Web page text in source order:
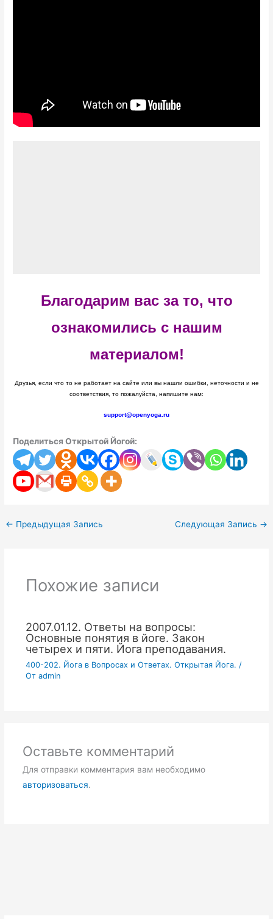
Благодарим вас за то, что
ознакомились с нашим
материалом!
Друзья, если что то не работает на сайте или вы нашли ошибки, неточности и не
соответствия, то пожалуйста, напишите нам:
support@openyoga.ru
Поделиться Открытой Йогой:
← Предыдущая Запись Следующая Запись →
Похожие записи
2007.01.12. Ответы на вопросы:
Основные понятия в йоге. Закон
четырех и пяти. Йога преподавания.
400-202. Йога в Вопросах и Ответах. Открытая Йога. /
От admin
Оставьте комментарий
Для отправки комментария вам необходимо
авторизоваться.